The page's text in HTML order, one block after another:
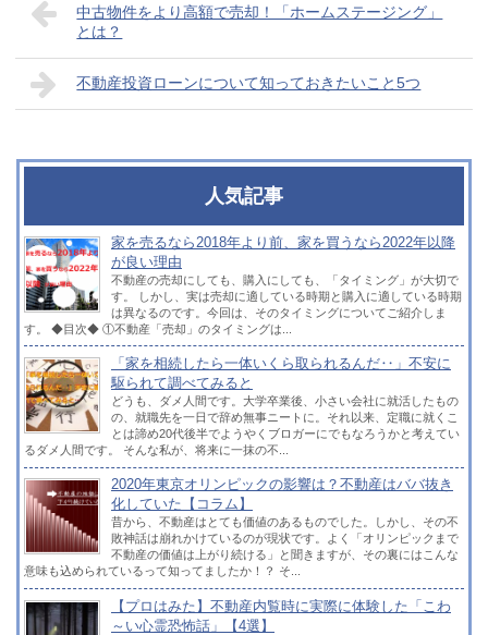
中古物件をより高額で売却！「ホームステージング」
とは？
不動産投資ローンについて知っておきたいこと5つ
人気記事
家を売るなら2018年より前、家を買うなら2022年以降
が良い理由
不動産の売却にしても、購入にしても、「タイミング」が大切で
す。 しかし、実は売却に適している時期と購入に適している時期
は異なるのです。今回は、そのタイミングについてご紹介しま
す。 ◆目次◆ ①不動産「売却」のタイミングは...
「家を相続したら一体いくら取られるんだ‥」不安に
駆られて調べてみると
どうも、ダメ人間です。大学卒業後、小さい会社に就活したもの
の、就職先を一日で辞め無事ニートに。それ以来、定職に就くこ
とは諦め20代後半でようやくブロガーにでもなろうかと考えてい
るダメ人間です。 そんな私が、将来に一抹の不...
2020年東京オリンピックの影響は？不動産はババ抜き
化していた【コラム】
昔から、不動産はとても価値のあるものでした。しかし、その不
敗神話は崩れかけているのが現状です。よく「オリンピックまで
不動産の価値は上がり続ける」と聞きますが、その裏にはこんな
意味も込められているって知ってましたか！？ そ...
【プロはみた】不動産内覧時に実際に体験した「こわ
～い心霊恐怖話」【4選】